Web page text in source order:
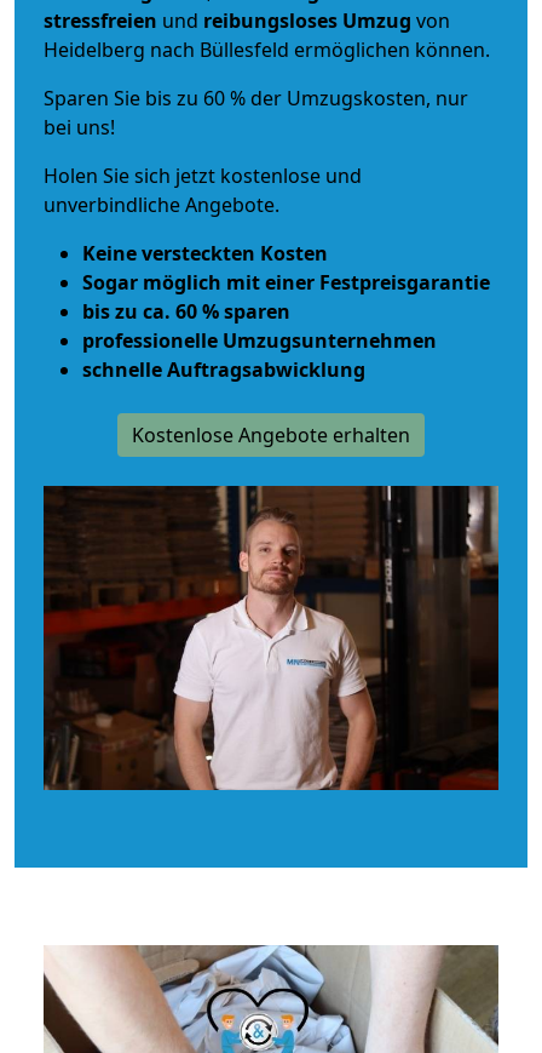
stressfreien und reibungsloses Umzug von
Heidelberg nach Büllesfeld ermöglichen können.
Sparen Sie bis zu 60 % der Umzugskosten, nur
bei uns!
Holen Sie sich jetzt kostenlose und
unverbindliche Angebote.
Keine versteckten Kosten
Sogar möglich mit einer Festpreisgarantie
bis zu ca. 60 % sparen
professionelle Umzugsunternehmen
schnelle Auftragsabwicklung
Kostenlose Angebote erhalten